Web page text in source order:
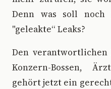
Denn was soll noch
"geleakte“ Leaks?
Den
Konzern-Bossen,
gehört jetzt ein